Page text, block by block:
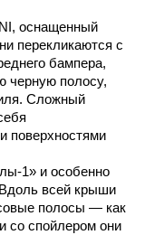
оснащенный
перекликаются с
бампера,
черную полосу,
Сложный
поверхностями
1» и особенно
Вдоль всей крыши
полосы — как
со спойлером они